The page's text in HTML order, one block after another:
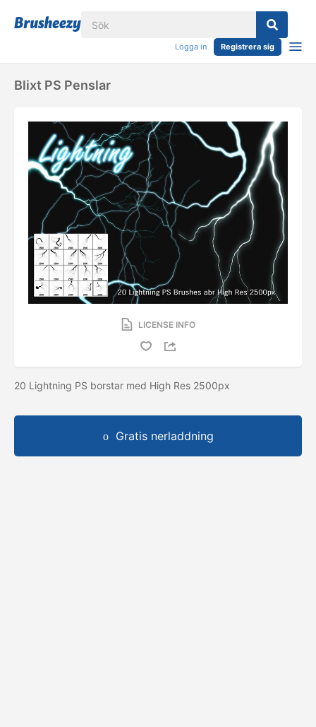
Logga in Registrera sig
Blixt PS Penslar
LICENSE INFO
20 Lightning PS borstar med High Res 2500px
Gratis nerladdning